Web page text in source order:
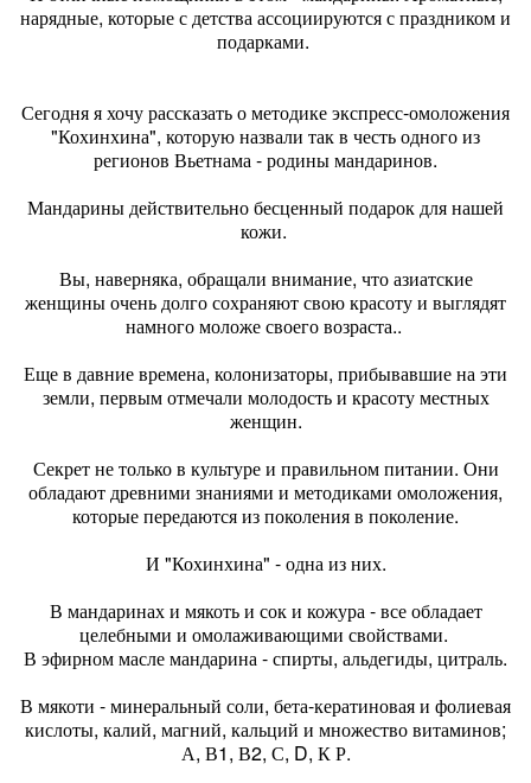
нарядные, которые с детства ассоциируются с праздником и
подарками.
Сегодня я хочу рассказать о методике экспресс-омоложения
"Кохинхина", которую назвали так в честь одного из
регионов Вьетнама - родины мандаринов.
Мандарины действительно бесценный подарок для нашей
кожи.
Вы, наверняка, обращали внимание, что азиатские
женщины очень долго сохраняют свою красоту и выглядят
намного моложе своего возраста..
Еще в давние времена, колонизаторы, прибывавшие на эти
земли, первым отмечали молодость и красоту местных
женщин.
Секрет не только в культуре и правильном питании. Они
обладают древними знаниями и методиками омоложения,
которые передаются из поколения в поколение.
И "Кохинхина" - одна из них.
В мандаринах и мякоть и сок и кожура - все обладает
целебными и омолаживающими свойствами.
В эфирном масле мандарина - спирты, альдегиды, цитраль.
В мякоти - минеральный соли, бета-кератиновая и фолиевая
кислоты, калий, магний, кальций и множество витаминов;
А, В1, В2, С, D, К Р.